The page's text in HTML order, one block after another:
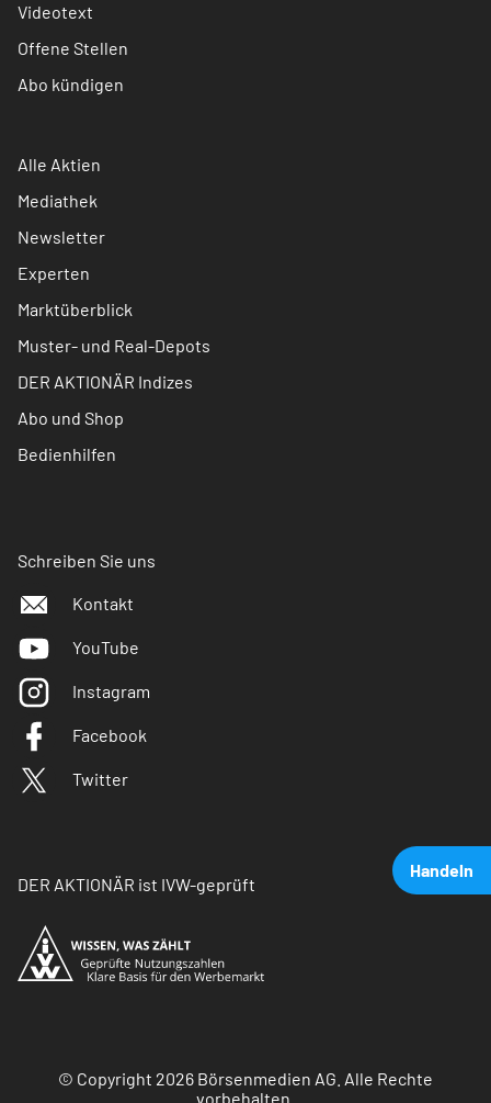
Handeln
Videotext
Offene Stellen
Abo kündigen
Alle Aktien
Mediathek
Newsletter
Experten
Marktüberblick
Muster- und Real-Depots
DER AKTIONÄR Indizes
Abo und Shop
Bedienhilfen
Schreiben Sie uns
Kontakt
YouTube
Instagram
Facebook
Twitter
DER AKTIONÄR ist IVW-geprüft
© Copyright 2026 Börsenmedien AG. Alle Rechte
vorbehalten.